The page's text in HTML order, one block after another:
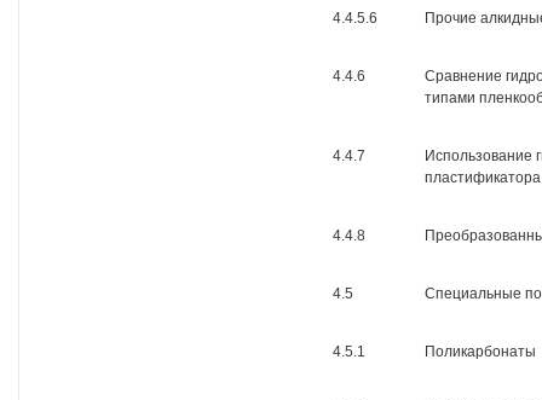
4.4.5.6 Прочие
4.4.6
Сравнение
типами
4.4.7
Использование
4.4.8
4.5 Специальные
4.5.1 Поликарбонаты